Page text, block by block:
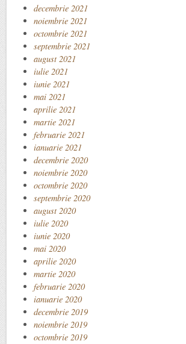
decembrie 2021
noiembrie 2021
octombrie 2021
septembrie 2021
august 2021
iulie 2021
iunie 2021
mai 2021
aprilie 2021
martie 2021
februarie 2021
ianuarie 2021
decembrie 2020
noiembrie 2020
octombrie 2020
septembrie 2020
august 2020
iulie 2020
iunie 2020
mai 2020
aprilie 2020
martie 2020
februarie 2020
ianuarie 2020
decembrie 2019
noiembrie 2019
octombrie 2019